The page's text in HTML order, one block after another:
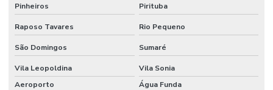
Etiquetas Bopp Removíveis Santa Catarina
Etiquetas Bopp Sem Cola Para Vidros
Etiquetas Couche Adesivas Sem Resíduo
Pinheiros Pirituba
Raposo Tavares Rio Pequeno
São Domingos Sumaré
Vila Leopoldina
Vila Sonia
Aeroporto
Água Funda